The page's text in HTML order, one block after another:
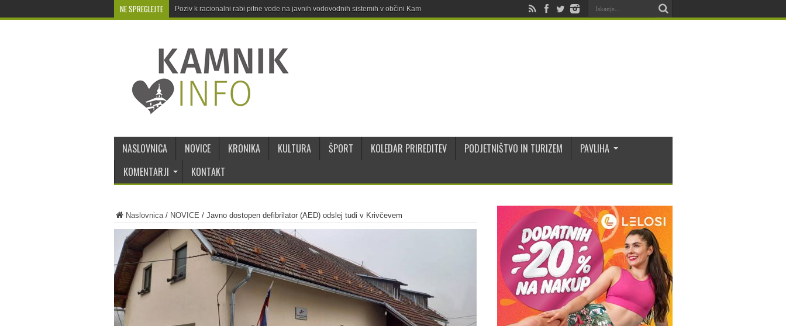
NE SPREGLEJTE Poziv k racionalni rabi pitne vode na javnih vodovodnih sistemih v občini Kamnik
NASLOVNICA NOVICE KRONIKA KULTURA ŠPORT KOLEDAR PRIREDITEV PODJETNIŠTVO IN TURIZEM
PAVLIHA
KOMENTARJI
KONTAKT
Naslovnica/ NOVICE / Javno dostopen defibrilator (AED) odslej tudi v Krivčevem